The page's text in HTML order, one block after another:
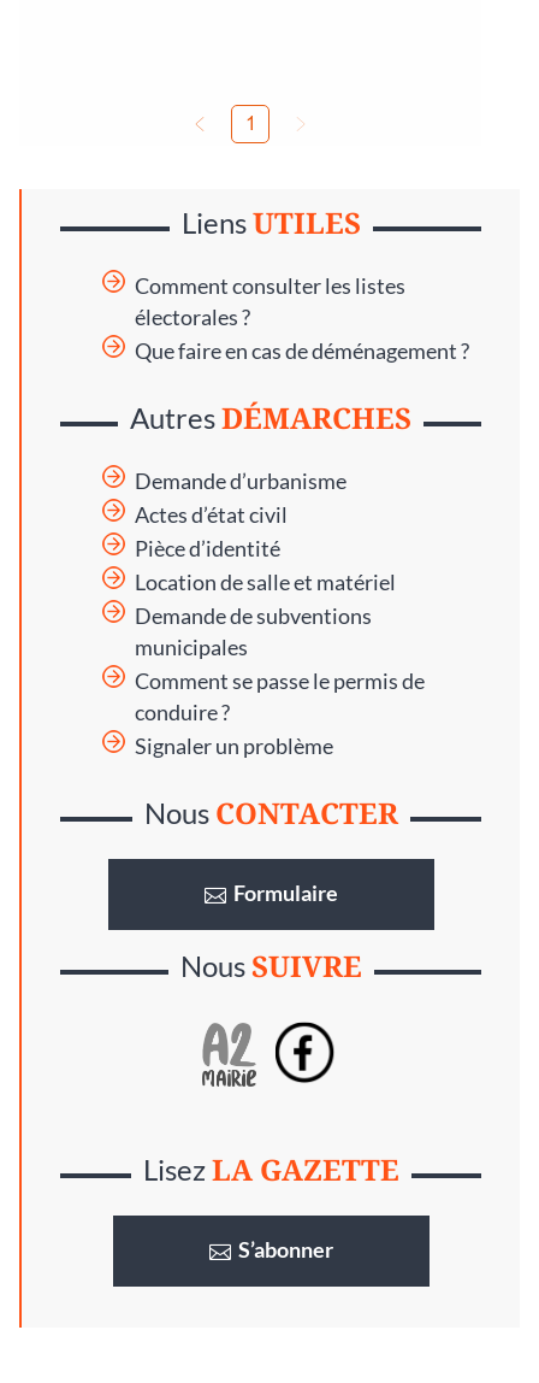
LiensUTILES
Comment consulter les listes
électorales ?
Que faire en cas de déménagement ?
AutresDÉMARCHES
Demande d’urbanisme
Actes d’état civil
Pièce d’identité
Location de salle et matériel
Demande de subventions
municipales
Comment se passe le permis de
conduire ?
Signaler un problème
Nous CONTACTER
Formulaire
NousSUIVRE
LisezLA GAZETTE
S’abonner